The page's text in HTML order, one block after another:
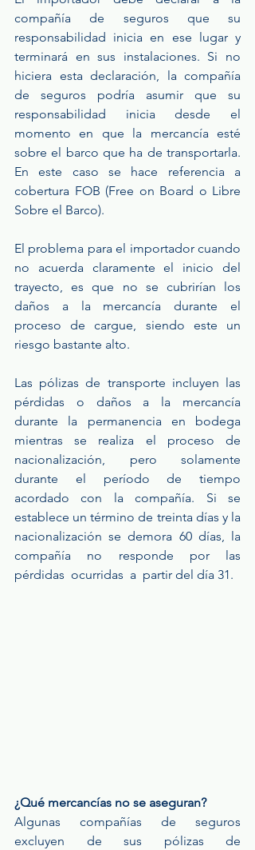
compañía de seguros que su
responsabilidad inicia en ese lugar y
terminará en sus instalaciones. Si no
hiciera esta declaración, la compañía
de seguros podría asumir que su
responsabilidad inicia desde el
momento en que la mercancía esté
sobre el barco que ha de transportarla.
En este caso se hace referencia a
cobertura FOB (Free on Board o Libre
Sobre el Barco).
El problema para el importador cuando
no acuerda claramente el inicio del
trayecto, es que no se cubrirían los
daños a la mercancía durante el
proceso de cargue, siendo este un
riesgo bastante alto.
Las pólizas de transporte incluyen las
pérdidas o daños a la mercancía
durante la permanencia en bodega
mientras se realiza el proceso de
nacionalización, pero solamente
durante el período de tiempo
acordado con la compañía. Si se
establece un término de treinta días y la
nacionalización  se  demora  60  días,  la
compañía  no  responde  por  las
pérdidas  ocurridas  a  partir del día 31.
¿Qué mercancías no se aseguran?
Algunas  compañías  de  seguros
excluyen  de  sus  pólizas  de